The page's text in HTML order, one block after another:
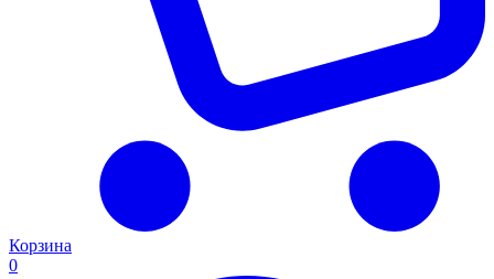
Корзина
0